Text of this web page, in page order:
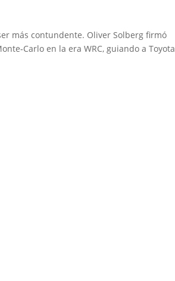
más contundente. Oliver Solberg firmó
en la era WRC, guiando a Toyota